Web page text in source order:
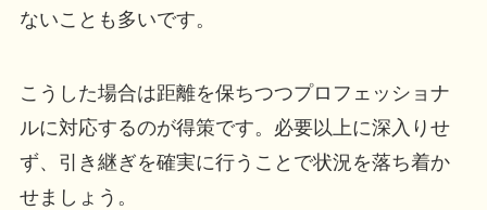
ないことも多いです。
こうした場合は距離を保ちつつプロフェッショナ
ルに対応するのが得策です。必要以上に深入りせ
ず、引き継ぎを確実に行うことで状況を落ち着か
せましょう。